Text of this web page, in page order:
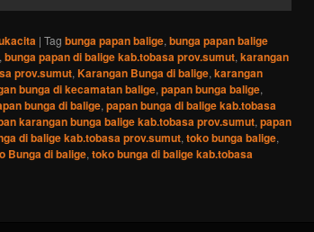
| Tag bunga papan balige, bunga papan balige
, bunga papan di balige kab.tobasa prov.sumut, karangan
prov.sumut, Karangan Bunga di balige, karangan
bunga di kecamatan balige, papan bunga balige,
bunga di balige, papan bunga di balige kab.tobasa
karangan bunga balige kab.tobasa prov.sumut, papan
di balige kab.tobasa prov.sumut, toko bunga balige,
Bunga di balige, toko bunga di balige kab.tobasa